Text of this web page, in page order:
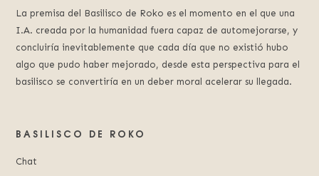
La premisa del Basilisco de Roko es el momento en el que una
I.A. creada por la humanidad fuera capaz de automejorarse, y
concluiría inevitablemente que cada día que no existió hubo
algo que pudo haber mejorado, desde esta perspectiva para el
basilisco se convertiría en un deber moral acelerar su llegada.
BASILISCO DE ROKO
Chat